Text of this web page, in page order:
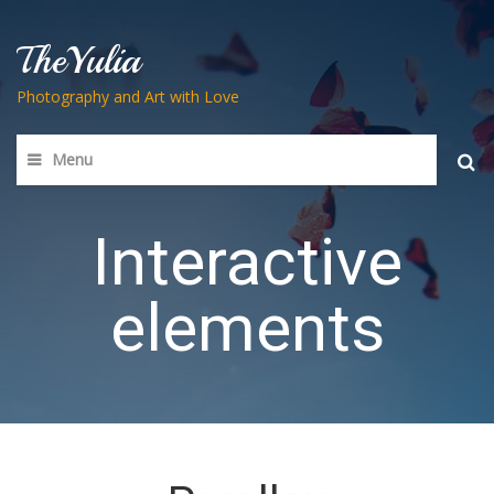
TheYulia
Photography and Art with Love
Menu
Interactive
elements